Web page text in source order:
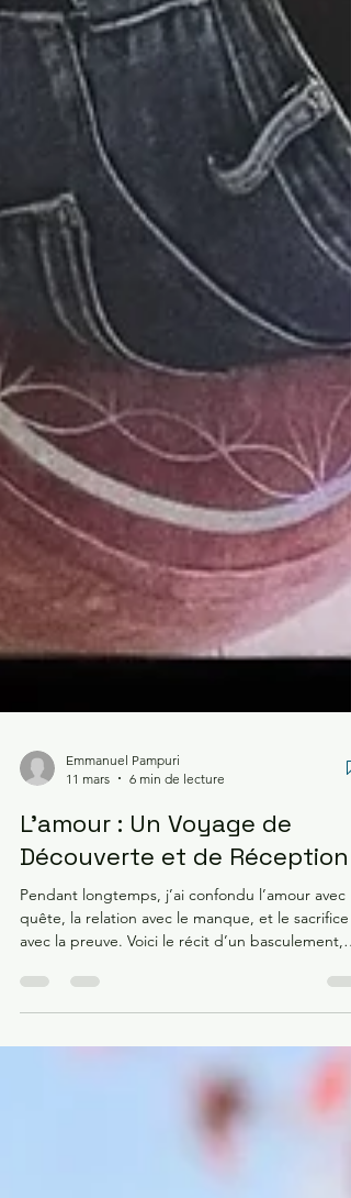
11 mars
6 min de lecture
L'amour : Un Voyage de
Découverte et de Réception
Pendant longtemps, j’ai confondu l’amour avec la
avec la preuve. Voici le récit d’un basculement,
d’une réinitialisation… et d’une évidence.